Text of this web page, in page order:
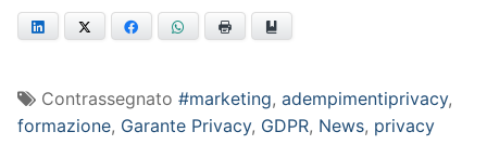
LinkedIn Twitter FacebookWhatsApp
Contrassegnato #marketing, adempimentiprivacy,
formazione, Garante Privacy, GDPR, News, privacy